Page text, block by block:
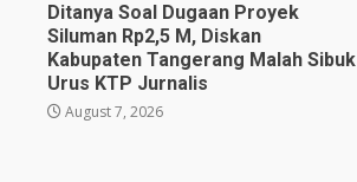
Ditanya Soal Dugaan Proyek
Siluman Rp2,5 M, Diskan
Kabupaten Tangerang Malah Sibuk
Urus KTP Jurnalis
August 7, 2026